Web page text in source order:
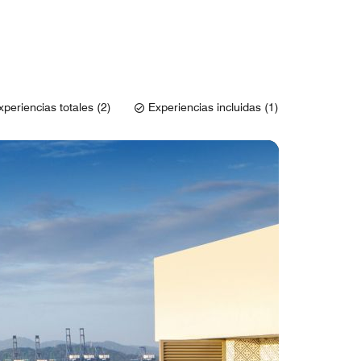
totales (2) Experiencias incluidas (1)